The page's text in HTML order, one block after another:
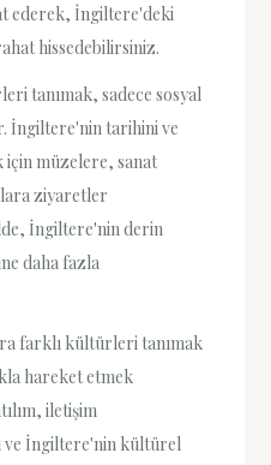
ederek, İngiltere'deki
hissedebilirsiniz.
tanımak, sadece sosyal
İngiltere'nin tarihini ve
için müzelere, sanat
ziyaretler
İngiltere'nin derin
daha fazla
farklı kültürleri tanımak
hareket etmek
iletişim
ve İngiltere'nin kültürel